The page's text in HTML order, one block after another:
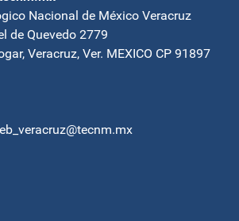
Nacional de México Veracruz
de Quevedo 2779
Veracruz, Ver. MEXICO CP 91897